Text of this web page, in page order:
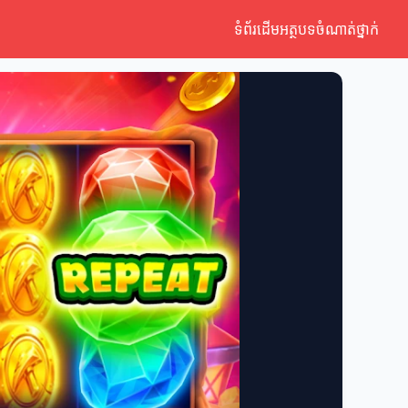
ទំព័រដើមអត្ថបទចំណាត់ថ្នាក់